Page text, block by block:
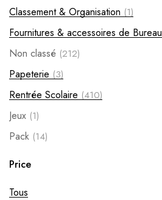
Classement & Organisation (1)
Fournitures & accessoires de Bureau
Non classé (212)
Papeterie (3)
Rentrée Scolaire (410)
Jeux (1)
Pack (14)
Soutenance
Price
Tous